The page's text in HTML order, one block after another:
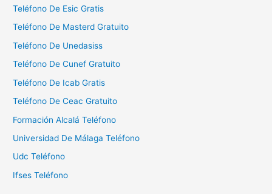
Teléfono De Esic Gratis
Teléfono De Masterd Gratuito
Teléfono De Unedasiss
Teléfono De Cunef Gratuito
Teléfono De Icab Gratis
Teléfono De Ceac Gratuito
Formación Alcalá Teléfono
Universidad De Málaga Teléfono
Udc Teléfono
Ifses Teléfono